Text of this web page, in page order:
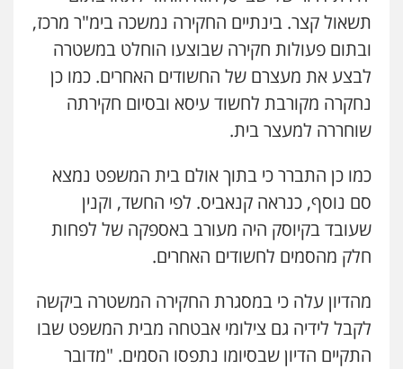
פלילי בטחוני צבאי נזיקין
0547780927
עו"ד אסף גונן
פלילי פשע חמור תעבורה צבא מעצרים
וחקירות
0542255161
גל דהן – משרד עורך דין פלילי
פלילי פשיעה חמורה סמים מעצרים
וחקירות
0544723840
עו"ד ראוף נג'אר
עורכי דין לענייני אסירים מעצרים
סמים רכוש
0548009246
תשאול קצר. בינתיים החקירה נמשכה בימ"ר מרכז,
ובתום פעולות חקירה שבוצעו הוחלט במשטרה
לבצע את מעצרם של החשודים האחרים. כמו כן
נחקרה מקורבת לחשוד עיסא ובסיום חקירתה
שוחררה למעצר בית.
כמו כן התברר כי בתוך אולם בית המשפט נמצא
סם נוסף, כנראה קנאביס. לפי החשד, וקנין
שעובד בקיוסק היה מעורב באספקה של לפחות
חלק מהסמים לחשודים האחרים.
מהדיון עלה כי במסגרת החקירה המשטרה ביקשה
לקבל לידיה גם צילומי אבטחה מבית המשפט שבו
התקיים הדיון שבסיומו נתפסו הסמים. "מדובר
0542442982
עו"ד שנהב אילון
פלילי פשיעה חמורה חקירות ומעצרים
נוער עורכי דין לענייני אסירים תעבורה
עו"ד אורנת קמרון
פלילי תעבורה עורכי דין לענייני אסירים
משפחה נוער
0505417090
פלילי עורכי דין לענייני אסירים תעבורה
0507120031